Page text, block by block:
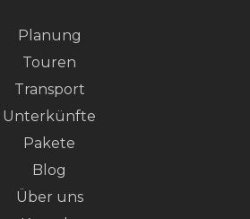
Planung
Touren
Transport
Unterkünfte
Pakete
Blog
Über uns